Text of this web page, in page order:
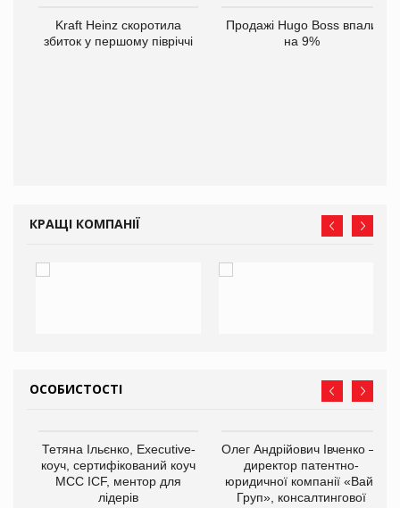
Kraft Heinz скоротила
збиток у першому півріччі
Продажі Hugo Boss впали
на 9%
КРАЩІ КОМПАНІЇ
ОСОБИСТОСТІ
Тетяна Ільєнко, Executive-
коуч, сертифікований коуч
МСС ICF, ментор для
лідерів
Олег Андрійович Івченко —
директор патентно-
юридичної компанії «Вайз
Груп», консалтингової